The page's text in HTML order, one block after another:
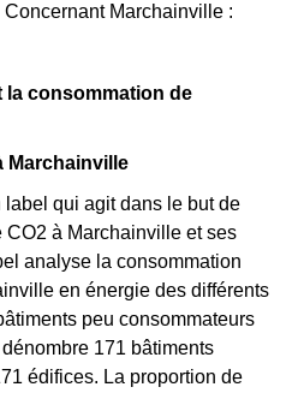
Marchainville :
la consommation de
Marchainville
qui agit dans le but de
à Marchainville et ses
analyse la consommation
en énergie des différents
peu consommateurs
171 bâtiments
édifices. La proportion de